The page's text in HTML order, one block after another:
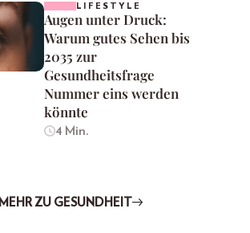
LIFESTYLE
Augen unter Druck:
Warum gutes Sehen bis
2035 zur
Gesundheitsfrage
Nummer eins werden
könnte
4 Min.
MEHR ZU GESUNDHEIT